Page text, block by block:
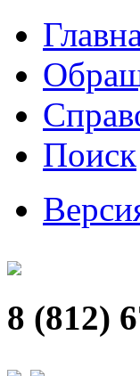
Поиск
8 (812)